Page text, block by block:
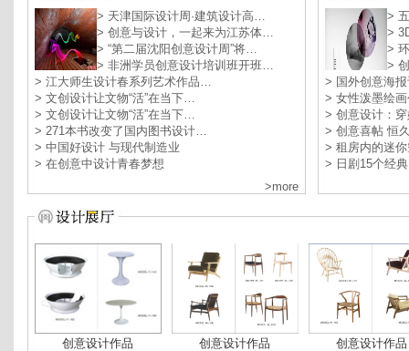
> 天津国际设计周·建筑设计高…
> 创意与设计，一起来为江苏体…
> “第二届沈阳创意设计周”将…
> 非洲学员创意设计培训班开班…
> 江大师生设计春系列艺术作品…
> 文创设计让文物“活”在当下…
> 文创设计让文物“活”在当下…
> 271本书改变了国内图书设计…
> 中国好设计 与现代制造业
> 在创意中设计青春梦想
>more
>
>
>
>
> 国外创意海
> 女性泼墨绘
> 创意设计：
> 创意喜帖 恒
> 租房内的迷
> 日剧15个经
创意设计作品 创意设计作品 创意设计作品